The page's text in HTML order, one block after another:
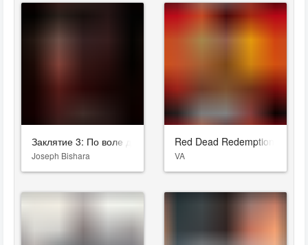
Заклятие 3: По воле дьявола
Joseph Bishara
Red Dead Redemption 2
VA